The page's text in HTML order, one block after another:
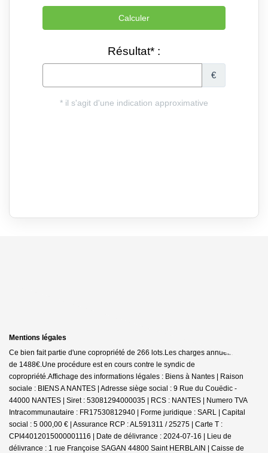
Mentions légales
Ce bien fait partie d'une copropriété de 266 lots.Les charges annuelles sont
de 1488€.Une procédure est en cours contre le syndic de
copropriété.Affichage des informations légales : Biens à Nantes | Raison
sociale : BIENS A NANTES | Adresse siège social : 9 Rue du Couëdic -
44000 NANTES | Siret : 53081294000035 | RCS : NANTES | Numero TVA
Intracommunautaire : FR17530812940 | Forme juridique : SARL | Capital
social : 5 000,00 € | Assurance RCP : AL591311 / 25275 | Carte T :
CPI44012015000001116 | Date de délivrance : 2024-07-16 | Lieu de
délivrance : 1 rue Françoise SAGAN 44800 Saint HERBLAIN | Caisse de